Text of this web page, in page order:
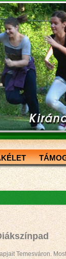
Temesváron.